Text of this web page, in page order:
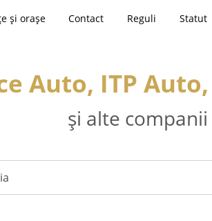
și orașe Contact Reguli Statut
Auto, ITP
și alte